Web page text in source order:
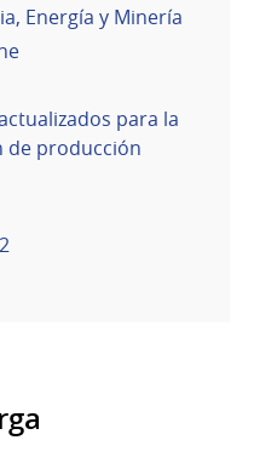
Energía y Minería
para la
de producción